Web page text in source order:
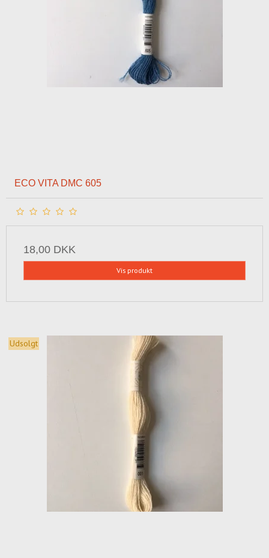
ECO VITA DMC 605
18,00 DKK
Vis produkt
Udsolgt